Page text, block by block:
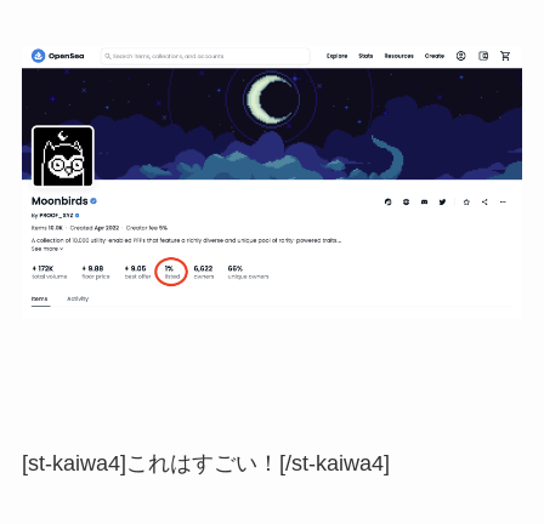
[st-kaiwa4]これはすごい！[/st-kaiwa4]